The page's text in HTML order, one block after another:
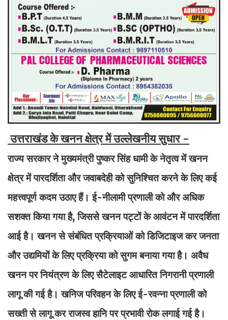
उत्तराखंड के खनन क्षेत्र में उल्लेखनीय सुधार -
राज्य सरकार ने मुख्यमंत्री पुष्कर सिंह धामी के नेतृत्व में खनन
क्षेत्र में पारदर्शिता और जवाबदेही को सुनिश्चित करने के लिए कई
महत्त्वपूर्ण कदम उठाए हैं। ई-नीलामी प्रणाली को और अधिक
सशक्त किया गया है, जिससे खनन पट्टों के आवंटन में पारदर्शिता
आई है। खनन से संबंधित प्रक्रियाओं को डिजिटाइज कर जनता
और उद्यमियों के लिए प्रक्रिया को सुगम बनाया गया है। अवैध
खनन पर नियंत्रण के लिए सैटेलाइट आधारित निगरानी प्रणाली
लागू की गई है। खनिज परिवहन के लिए ई-रवन्ना प्रणाली को
सख्ती से लागू कर राजस्व हानि पर प्रभावी रोक लगाई गई है।